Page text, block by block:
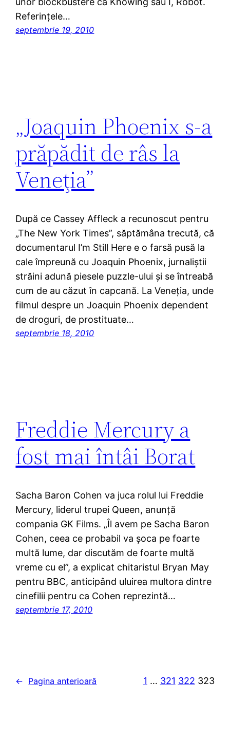
Referinţele…
septembrie 19, 2010
„Joaquin Phoenix s-a
prăpădit de râs la
Veneţia”
După ce Cassey Affleck a recunoscut pentru
„The New York Times”, săptămâna trecută, că
documentarul I’m Still Here e o farsă pusă la
cale împreună cu Joaquin Phoenix, jurnaliştii
străini adună piesele puzzle-ului şi se întreabă
cum de au căzut în capcană. La Veneţia, unde
filmul despre un Joaquin Phoenix dependent
de droguri, de prostituate…
septembrie 18, 2010
Freddie Mercury a
fost mai întâi Borat
Sacha Baron Cohen va juca rolul lui Freddie
Mercury, liderul trupei Queen, anunţă
compania GK Films. „Îl avem pe Sacha Baron
Cohen, ceea ce probabil va şoca pe foarte
multă lume, dar discutăm de foarte multă
vreme cu el”, a explicat chitaristul Bryan May
pentru BBC, anticipând uluirea multora dintre
cinefilii pentru ca Cohen reprezintă…
septembrie 17, 2010
← Pagina anterioară 1 … 321 322 323